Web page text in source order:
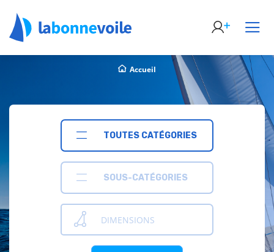
Accueil
TOUTES CATÉGORIES
SOUS-CATÉGORIES
DIMENSIONS